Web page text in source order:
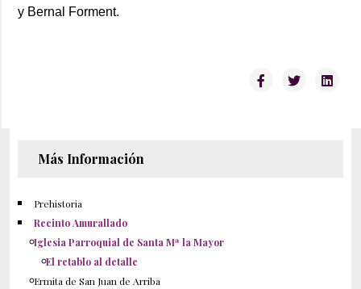
y Bernal Forment.
Más Información
Prehistoria
Recinto Amurallado
Iglesia Parroquial de Santa Mª la Mayor
El retablo al detalle
Ermita de San Juan de Arriba